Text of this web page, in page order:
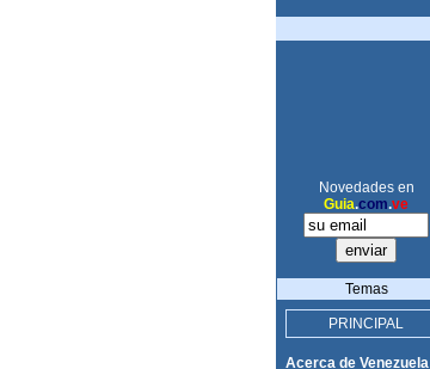
Novedades en
Guia.com.ve
Temas
PRINCIPAL
Acerca de Venezuela